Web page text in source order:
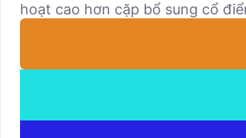
hoạt cao hơn cặp bổ sung cổ